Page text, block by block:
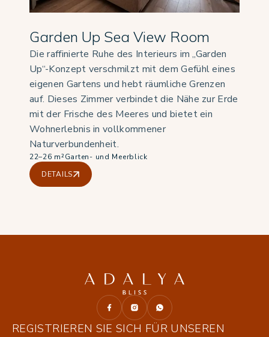
Garden Up Sea View Room
Die raffinierte Ruhe des Interieurs im „Garden
Up“-Konzept verschmilzt mit dem Gefühl eines
eigenen Gartens und hebt räumliche Grenzen
auf. Dieses Zimmer verbindet die Nähe zur Erde
mit der Frische des Meeres und bietet ein
Wohnerlebnis in vollkommener
Naturverbundenheit.
22–26 m²Garten- und Meerblick
DETAILS
REGISTRIEREN SIE SICH FÜR UNSEREN